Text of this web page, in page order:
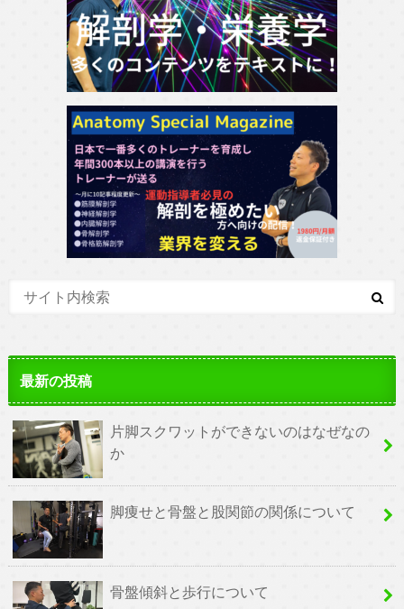
最新の投稿
片脚スクワットができないのはなぜなの
か
脚痩せと骨盤と股関節の関係について
骨盤傾斜と歩行について